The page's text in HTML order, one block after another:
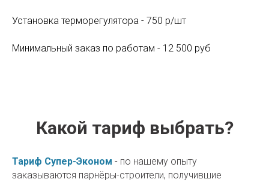
Установка терморегулятора - 750 р/шт
Минимальный заказ по работам - 12 500 руб
Какой тариф выбрать?
Тариф Супер-Эконом - по нашему опыту
заказываются парнёры-строители, получившие